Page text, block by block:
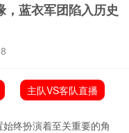
蓝衣军团陷入历史
主队VS客队直播
终扮演着至关重要的角